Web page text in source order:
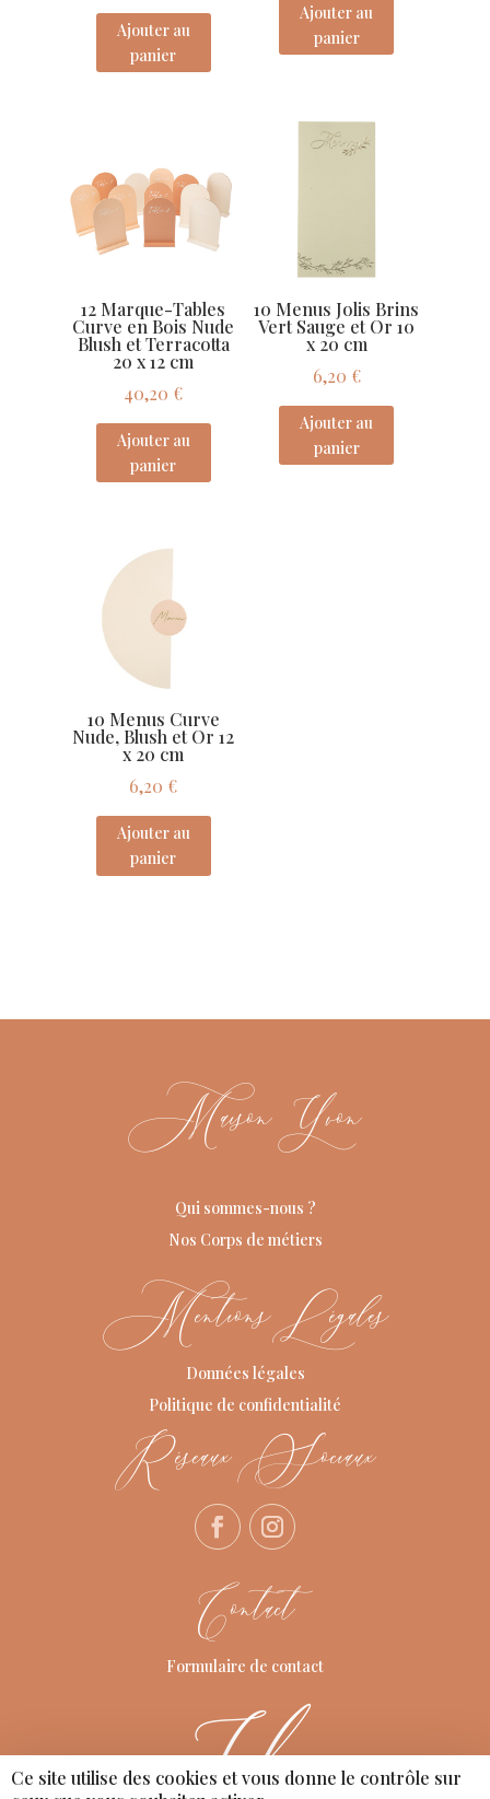
Ajouter au
panier
Ajouter au
panier
12 Marque-Tables
Curve en Bois Nude
Blush et Terracotta
20 x 12 cm
40,20 €
Ajouter au
panier
10 Menus Jolis Brins
Vert Sauge et Or 10
x 20 cm
6,20 €
Ajouter au
panier
10 Menus Curve
Nude, Blush et Or 12
x 20 cm
6,20 €
Ajouter au
panier
Maison Yvon
Qui sommes-nous ?
Nos Corps de métiers
Mentions Légales
Données légales
Politique de confidentialité
Réseaux Sociaux
Contact
Formulaire de contact
Ce site utilise des cookies et vous donne le contrôle sur